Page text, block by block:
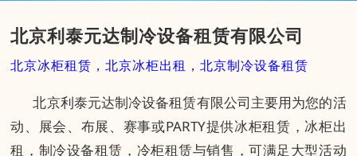
北京利泰元达制冷设备租赁有限公司
北京冰柜租赁，北京冰柜出租，北京制冷设备租赁
北京利泰元达制冷设备租赁有限公司主要用为您的活
动、展会、布展、赛事或PARTY提供冰柜租赁，冰柜出
租，制冷设备租赁，冷柜租赁与销售，可满足大型活动